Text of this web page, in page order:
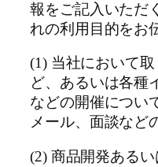
報をご記入いただ
れの利用目的をお
(1) 当社において
ど、あるいは各種
などの開催につい
メール、面談など
(2) 商品開発ある